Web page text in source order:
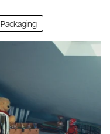
Packaging